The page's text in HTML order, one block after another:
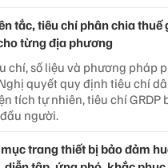
tắc, tiêu chí phân chia thuế
từng địa phương
chí, số liệu và phương pháp
quyết quy định tiêu chí
tích tự nhiên, tiêu chí GRDP
người.
trang thiết bị bảo đảm